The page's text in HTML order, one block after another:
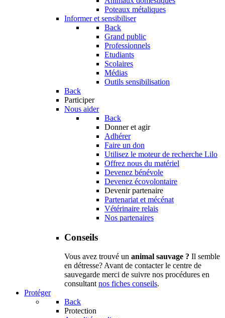
Poteaux métaliques
Informer et sensibiliser
Back
Grand public
Professionnels
Etudiants
Scolaires
Médias
Outils sensibilisation
Back
Participer
Nous aider
Back
Donner et agir
Adhérer
Faire un don
Utilisez le moteur de recherche Lilo
Offrez nous du matériel
Devenez bénévole
Devenez écovolontaire
Devenir partenaire
Partenariat et mécénat
Vétérinaire relais
Nos partenaires
Conseils
Vous avez trouvé un animal sauvage ? Il semble
en détresse? Avant de contacter le centre de
sauvegarde merci de suivre nos procédures en
consultantnos fiches conseils.
Protéger
Back
Protection